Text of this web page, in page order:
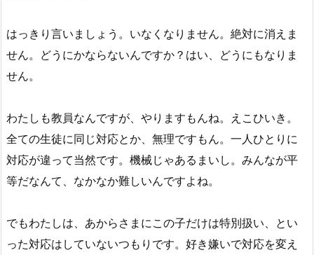
はっきり言いましょう。いなくなりません。絶対に消えま
せん。どうにかならないんですか？はい、どうにもなりま
せん。
わたしも教員なんですが、やりますもんね。えこひいき。
全ての生徒に同じ対応とか、無理ですもん。一人ひとりに
対応が違って当然です。機械じゃあるまいし。みんなが平
等だなんて、なかなか難しいんですよね。
でもわたしは、あからさまにこの子だけは特別扱い、とい
った対応はしていないつもりです。好き嫌いで対応を変え